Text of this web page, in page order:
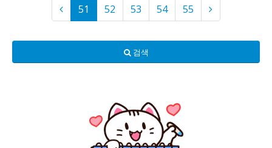
51 52 53 54 55
검색